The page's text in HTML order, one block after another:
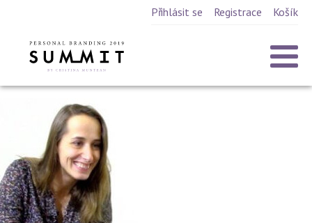
Přihlásit se Registrace Košík